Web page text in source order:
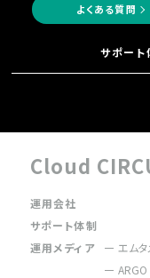
よくある質問
サポート
Cloud
運用会社
サポート体制
運用メディア
エムタ
ARGO